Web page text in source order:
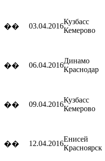
�� 03.04.2016
Кузбасс
Кемерово
�� 06.04.2016
Динамо
Краснодар
�� 09.04.2016
Кузбасс
Кемерово
�� 12.04.2016
Енисей
Красноярск